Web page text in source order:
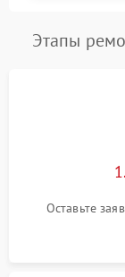
Этапы
Оставьте